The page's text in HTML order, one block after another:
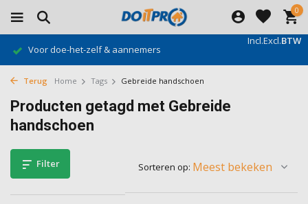
0
Incl.Excl.BTW
Voor doe-het-zelf & aannemers
Terug Home Tags Gebreide handschoen
Producten getagd met Gebreide
handschoen
Filter Sorteren op: